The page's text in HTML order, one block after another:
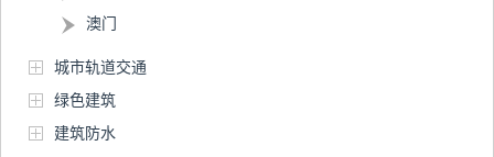
澳门
城市轨道交通
绿色建筑
建筑防水